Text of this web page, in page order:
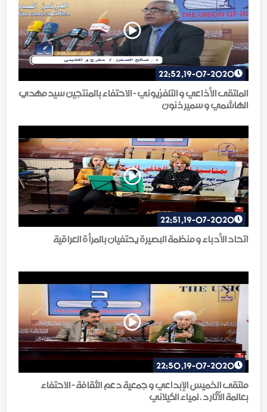
19-07-2020, 22:52
الملتقى الأذاعي و التلفزيوني - الاحتفاء بالمنتجين سيد مهدي
الهاشمي و سمير ذنون
19-07-2020, 22:51
اتحاد الأدباء و منظمة البصيرة يحتفيان بالمرأة العراقية
19-07-2020, 22:50
ملتقى الخميس الإبداعي و جمعية دعم الثقافة - الاحتفاء
بعالمة الآثار د . لمياء الكيلاني